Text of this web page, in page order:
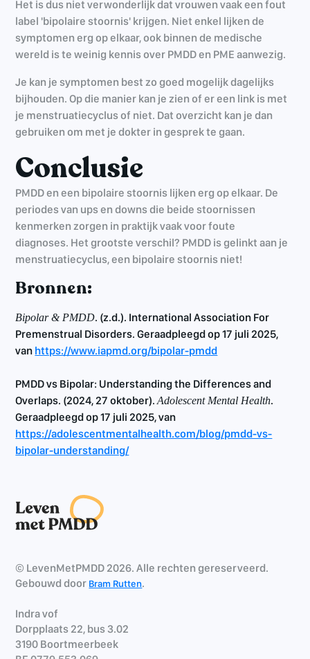
Het is dus niet verwonderlijk dat vrouwen vaak een fout
label 'bipolaire stoornis' krijgen. Niet enkel lijken de
symptomen erg op elkaar, ook binnen de medische
wereld is te weinig kennis over PMDD en PME aanwezig.
Je kan je symptomen best zo goed mogelijk dagelijks
bijhouden. Op die manier kan je zien of er een link is met
je menstruatiecyclus of niet. Dat overzicht kan je dan
gebruiken om met je dokter in gesprek te gaan.
Conclusie
PMDD en een bipolaire stoornis lijken erg op elkaar. De
periodes van ups en downs die beide stoornissen
kenmerken zorgen in praktijk vaak voor foute
diagnoses. Het grootste verschil? PMDD is gelinkt aan je
menstruatiecyclus, een bipolaire stoornis niet!
Bronnen:
Bipolar & PMDD. (z.d.). International Association For
Premenstrual Disorders. Geraadpleegd op 17 juli 2025,
van https://www.iapmd.org/bipolar-pmdd
PMDD vs Bipolar: Understanding the Differences and
Overlaps. (2024, 27 oktober).Adolescent Mental Health.
Geraadpleegd op 17 juli 2025, van
https://adolescentmentalhealth.com/blog/pmdd-vs-
bipolar-understanding/
© LevenMetPMDD 2026. Alle rechten gereserveerd.
Gebouwd door Bram Rutten.
Indra vof
Dorpplaats 22, bus 3.02
3190 Boortmeerbeek